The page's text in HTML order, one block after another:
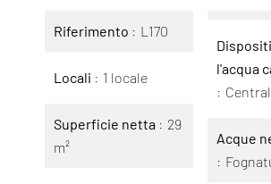
Riferimento L170
Locali 1 locale
Superficie netta
29
m²
l'acqua
Acque